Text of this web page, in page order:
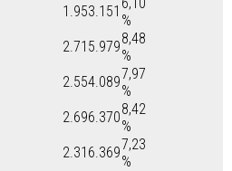
1.953.151
%
2.715.9798,48
%
2.554.0897,97
%
2.696.3708,42
%
2.316.3697,23
%